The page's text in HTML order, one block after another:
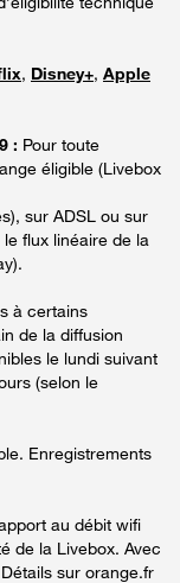
, Disney+, Apple
: Pour toute
éligible (Livebox
sur ADSL ou sur
flux linéaire de la
à certains
de la diffusion
le lundi suivant
(selon le
Enregistrements
au débit wifi
de la Livebox. Avec
sur orange.fr